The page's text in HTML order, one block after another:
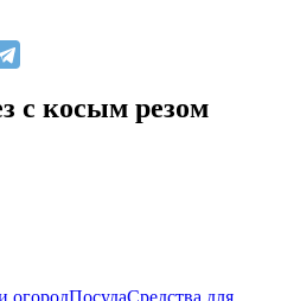
с косым резом
огородПосудаСредства для